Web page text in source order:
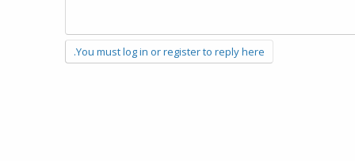
You must log in or register to reply here.